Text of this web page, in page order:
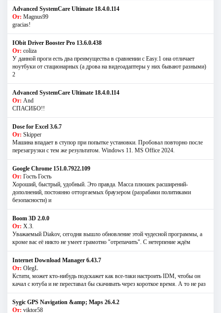
Advanced SystemCare Ultimate 18.4.0.114
От: Magnus99
gracias!
IObit Driver Booster Pro 13.6.0.438
От: coliza
У данной проги есть два преимущества в сравнении с Easy.1 она отличает
ноутбуки от стационарных (а дрова на видеоадаптеры у них бывают разными)
2
Advanced SystemCare Ultimate 18.4.0.114
От: And
СПАСИБО!!
Dose for Excel 3.6.7
От: Skipper
Машина впадает в ступор при попытке установки. Пробовал повторно после
перезагрузки с тем же результатом. Windows 11. MS Offiсe 2024.
Google Chrome 151.0.7922.109
От: Гость Гость
Хороший, быстрый, удобный. Это правда. Масса плюшек расширений-
дополнений, постоянно отторгаемых браузером (разрабами политиками
безопасности) и
Boom 3D 2.0.0
От: Х.З.
Уважаемый Diakov, сегодня вышло обновление этой чудесной программы, а
кроме вас её никто не умеет грамотно "отрепачить". С нетерпение ждём
Internet Download Manager 6.43.7
От: OlegL
Кстати, может кто-нибудь подскажет как все-таки настроить IDM, чтобы он
качал с ютуба и не переставал бы скачивать через короткое время. А то не раз
Sygic GPS Navigation &amp; Maps 26.4.2
От: viktor58